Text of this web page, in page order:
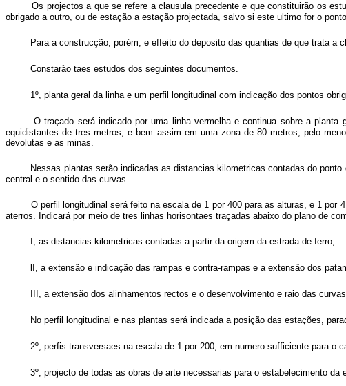
Os projectos a que se refere a clausula precedente e que constituirão os
obrigado a outro, ou de estação a estação projectada, salvo si este ultimo for o
Para a construcção, porém, e effeito do deposito das quantias de que trata
Constarão taes estudos dos seguintes documentos.
1º, planta geral da linha e um perfil longitudinal com indicação dos pontos
O traçado será indicado por uma linha vermelha e continua sobre a
equidistantes de tres metros; e bem assim em uma zona de 80 metros, pelo
devolutas e as minas.
Nessas plantas serão indicadas as distancias kilometricas contadas do
central e o sentido das curvas.
O perfil longitudinal será feito na escala de 1 por 400 para as alturas, e 1
aterros. Indicará por meio de tres linhas horisontaes traçadas abaixo do plano de
I, as distancias kilometricas contadas a partir da origem da estrada de ferro;
lI, a extensão e indicação das rampas e contra-rampas e a extensão dos
III, a extensão dos alinhamentos rectos e o desenvolvimento e raio das
No perfil longitudinal e nas plantas será indicada a posição das estações,
2º, perfis transversaes na escala de 1 por 200, em numero sufficiente para o
3º, projecto de todas as obras de arte necessarias para o estabelecimento